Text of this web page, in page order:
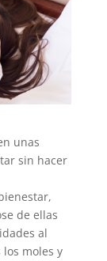
unas
sin hacer
de ellas
al
los moles y